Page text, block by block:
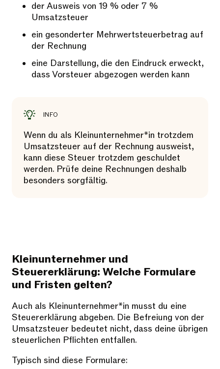
der Ausweis von 19 % oder 7 %
Umsatzsteuer
ein gesonderter Mehrwertsteuerbetrag auf
der Rechnung
eine Darstellung, die den Eindruck erweckt,
dass Vorsteuer abgezogen werden kann
INFO
Wenn du als Kleinunternehmer*in trotzdem
Umsatzsteuer auf der Rechnung ausweist,
kann diese Steuer trotzdem geschuldet
werden. Prüfe deine Rechnungen deshalb
besonders sorgfältig.
Kleinunternehmer und
Steuererklärung: Welche Formulare
und Fristen gelten?
Auch als Kleinunternehmer*in musst du eine
Steuererklärung abgeben. Die Befreiung von der
Umsatzsteuer bedeutet nicht, dass deine übrigen
steuerlichen Pflichten entfallen.
Typisch sind diese Formulare: